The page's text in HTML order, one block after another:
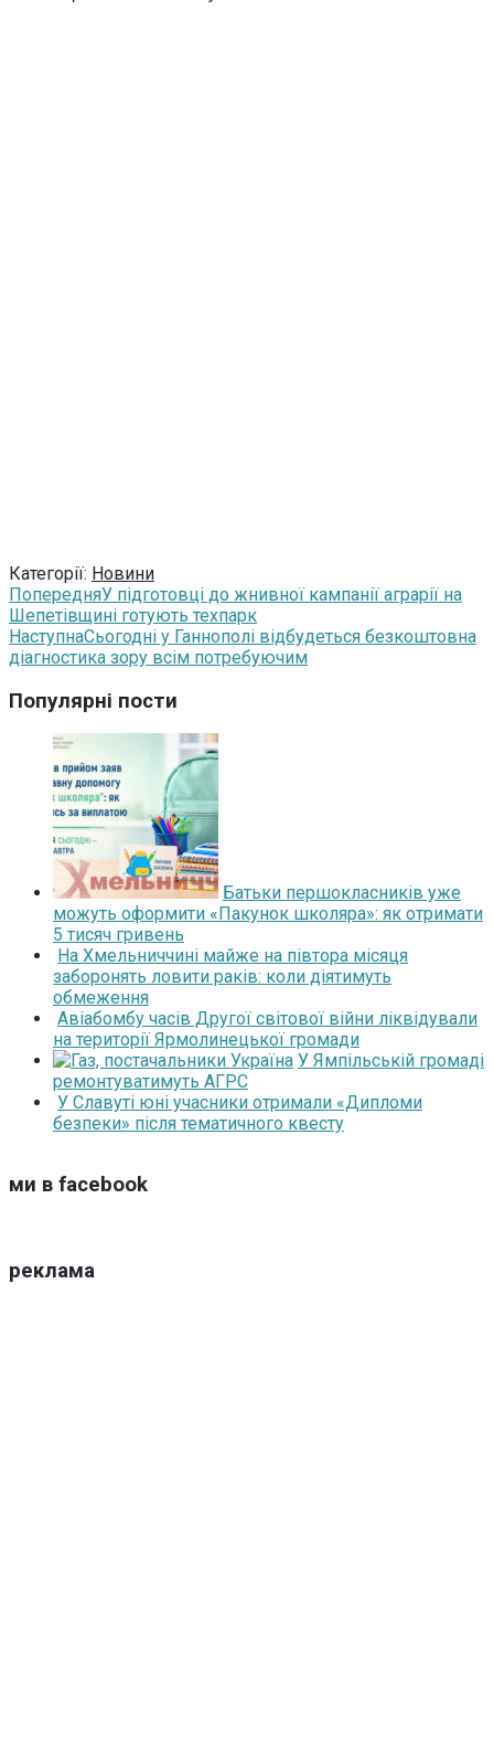
Категорії: Новини
ПопередняУ підготовці до жнивної кампанії аграрії на
Шепетівщині готують техпарк
НаступнаСьогодні у Ганнополі відбудеться безкоштовна
діагностика зору всім потребуючим
Популярні пости
Батьки першокласників уже
можуть оформити «Пакунок школяра»: як отримати
5 тисяч гривень
На Хмельниччині майже на півтора місяця
заборонять ловити раків: коли діятимуть
обмеження
Авіабомбу часів Другої світової війни ліквідували
на території Ярмолинецької громади
У Ямпільській громаді
ремонтуватимуть АГРС
У Славуті юні учасники отримали «Дипломи
безпеки» після тематичного квесту
ми в facebook
реклама